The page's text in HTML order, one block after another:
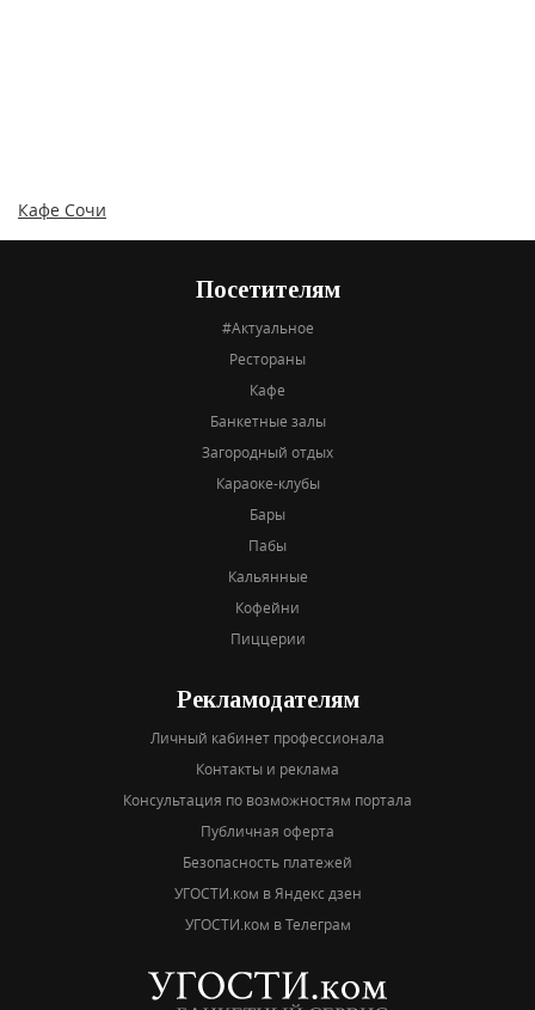
Кафе Сочи
Посетителям
#Актуальное
Рестораны
Кафе
Банкетные залы
Загородный отдых
Караоке-клубы
Бары
Пабы
Кальянные
Кофейни
Пиццерии
Рекламодателям
Личный кабинет профессионала
Контакты и реклама
Консультация по возможностям портала
Публичная оферта
Безопасность платежей
УГОСТИ.ком в Яндекс дзен
УГОСТИ.ком в Телеграм